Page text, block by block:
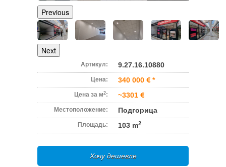
Previous
Next
Артикул: 9.27.16.10880
Цена: 340 000 *
Цена за м2: ~3301
Местоположение: Подгорица
Площадь: 103 m2
Хочу дешевле